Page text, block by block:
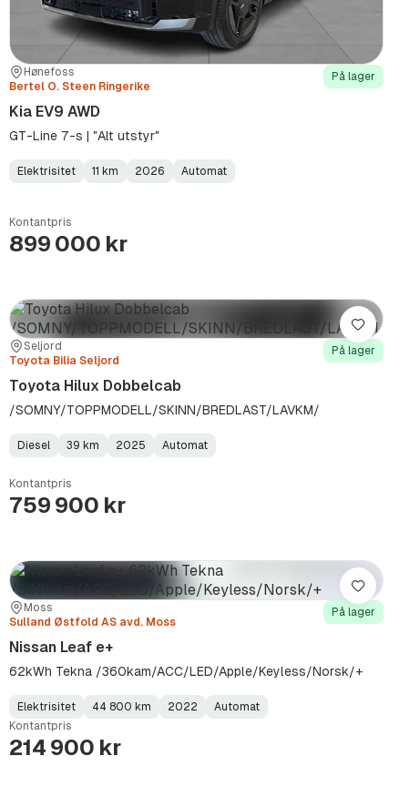
Sted:Hønefoss
Forhandler:
Bertel O. Steen Ringerike
På lager
Kia EV9 AWD
GT-Line 7-s | "Alt utstyr"
Fuel
Elektrisitet
Kilometerstand:
11 km
Model
2026
Gearbox
Automat
Kontantpris
899 000 kr
Sted:
Seljord
Forhandler:
Toyota Bilia Seljord
På lager
Toyota Hilux Dobbelcab
/SOMNY/TOPPMODELL/SKINN/BREDLAST/LAVKM/
Fuel
Diesel
Kilometerstand :
39 km
Model
2025
Gearbox
Automat
Kontantpris
759 900 kr
Lagre
Sted:
Moss
Forhandler:
Sulland Østfold AS avd. Moss
På lager
Nissan Leaf e+
62kWh Tekna /360kam/ACC/LED/Apple/Keyless/Norsk/+
Fuel
Type:
Elektrisitet
Kilometerstand:
44 800 km
Model
Year:
2022
Gearbox
Type:
Automat
Kontantpris
214 900 kr
Lagre